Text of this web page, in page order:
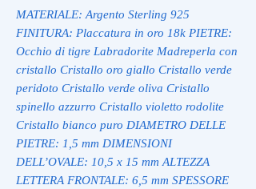
MATERIALE: Argento Sterling 925
FINITURA: Placcatura in oro 18k PIETRE:
Occhio di tigre Labradorite Madreperla con
cristallo Cristallo oro giallo Cristallo verde
peridoto Cristallo verde oliva Cristallo
spinello azzurro Cristallo violetto rodolite
Cristallo bianco puro DIAMETRO DELLE
PIETRE: 1,5 mm DIMENSIONI
DELL’OVALE: 10,5 x 15 mm ALTEZZA
LETTERA FRONTALE: 6,5 mm SPESSORE